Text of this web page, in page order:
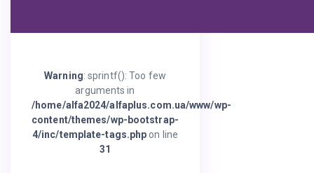
Warning: sprintf(): Too few
arguments in
/home/alfa2024/alfaplus.com.ua/www/wp-
content/themes/wp-bootstrap-
4/inc/template-tags.php on line
31